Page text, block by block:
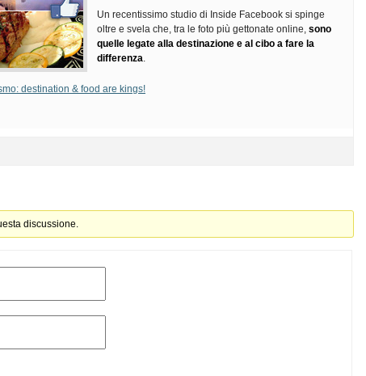
Un recentissimo studio di Inside Facebook si spinge
oltre e svela che, tra le foto più gettonate online, sono
quelle legate alla destinazione e al cibo a fare la
differenza.
destination & food are kings!
discussione.